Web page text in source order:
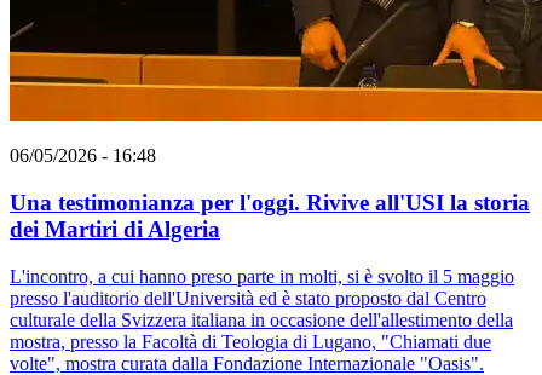
06/05/2026 - 16:48
Una testimonianza per l'oggi. Rivive all'USI la storia
dei Martiri di Algeria
L'incontro, a cui hanno preso parte in molti, si è svolto il 5 maggio
presso l'auditorio dell'Università ed è stato proposto dal Centro
culturale della Svizzera italiana in occasione dell'allestimento della
mostra, presso la Facoltà di Teologia di Lugano, "Chiamati due
volte", mostra curata dalla Fondazione Internazionale "Oasis".